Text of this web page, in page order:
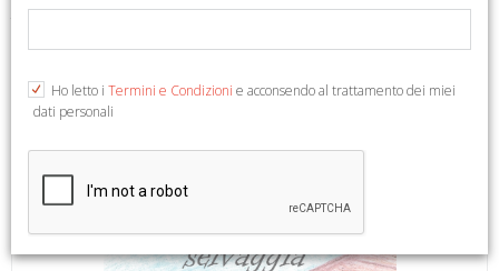
Ho letto i Termini e Condizioni e acconsendo al trattamento dei miei
dati personali